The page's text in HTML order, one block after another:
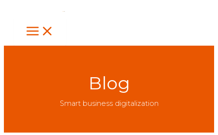
contenido
Blog
Smart business digitalization